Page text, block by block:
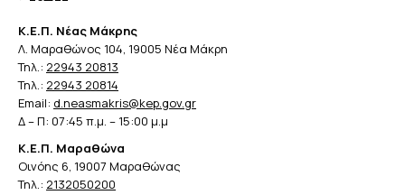
Κ.Ε.Π. Νέας Μάκρης
Λ. Μαραθώνος 104, 19005 Νέα Μάκρη
Τηλ.: 22943 20813
Τηλ.: 22943 20814
Email: d.neasmakris@kep.gov.gr
Δ – Π: 07:45 π.μ. – 15:00 μ.μ
Κ.Ε.Π. Μαραθώνα
Οινόης 6, 19007 Μαραθώνας
Τηλ.: 2132050200